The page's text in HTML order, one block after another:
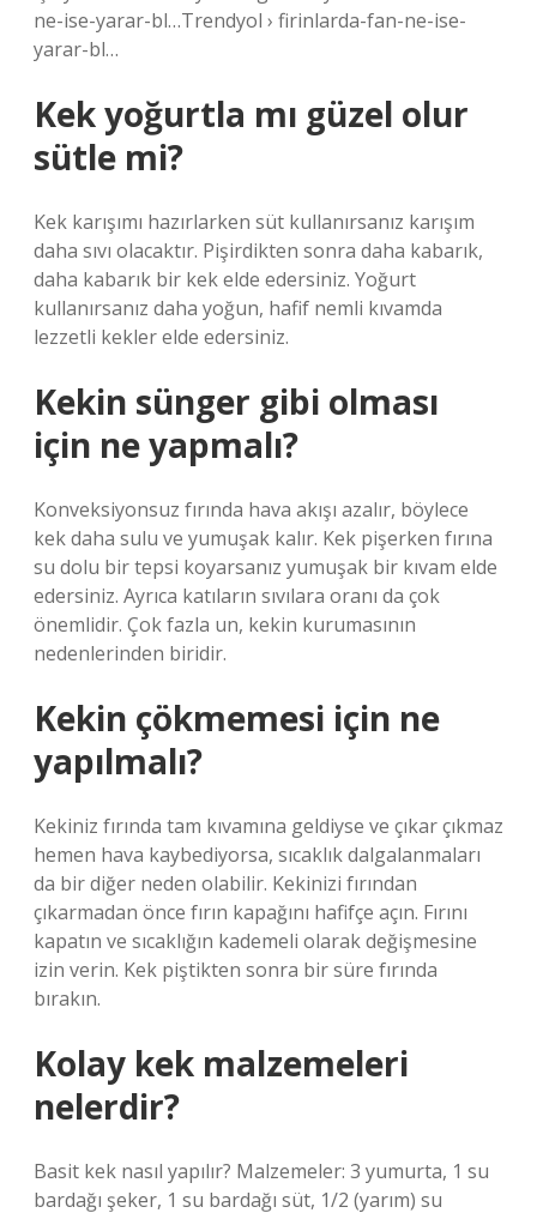
ne-ise-yarar-bl…Trendyol › firinlarda-fan-ne-ise-
yarar-bl…
Kek yoğurtla mı güzel olur
sütle mi?
Kek karışımı hazırlarken süt kullanırsanız karışım
daha sıvı olacaktır. Pişirdikten sonra daha kabarık,
daha kabarık bir kek elde edersiniz. Yoğurt
kullanırsanız daha yoğun, hafif nemli kıvamda
lezzetli kekler elde edersiniz.
Kekin sünger gibi olması
için ne yapmalı?
Konveksiyonsuz fırında hava akışı azalır, böylece
kek daha sulu ve yumuşak kalır. Kek pişerken fırına
su dolu bir tepsi koyarsanız yumuşak bir kıvam elde
edersiniz. Ayrıca katıların sıvılara oranı da çok
önemlidir. Çok fazla un, kekin kurumasının
nedenlerinden biridir.
Kekin çökmemesi için ne
yapılmalı?
Kekiniz fırında tam kıvamına geldiyse ve çıkar çıkmaz
hemen hava kaybediyorsa, sıcaklık dalgalanmaları
da bir diğer neden olabilir. Kekinizi fırından
çıkarmadan önce fırın kapağını hafifçe açın. Fırını
kapatın ve sıcaklığın kademeli olarak değişmesine
izin verin. Kek piştikten sonra bir süre fırında
bırakın.
Kolay kek malzemeleri
nelerdir?
Basit kek nasıl yapılır? Malzemeler: 3 yumurta, 1 su
bardağı şeker, 1 su bardağı süt, 1/2 (yarım) su